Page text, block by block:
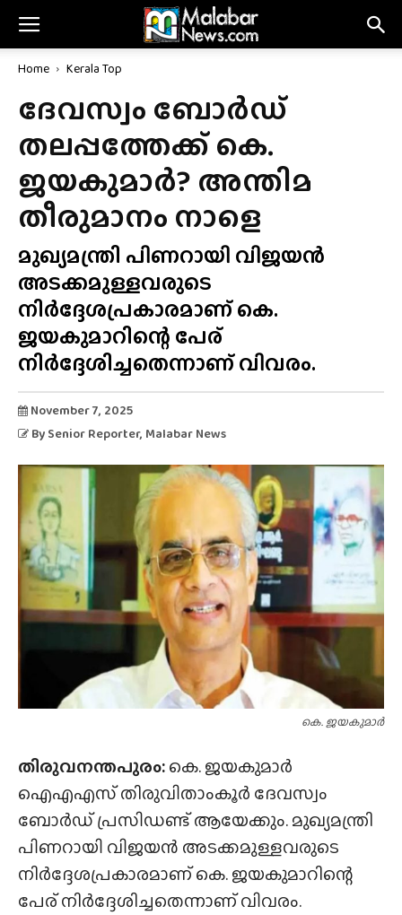
Home Kerala Top
ദേവസ്വം ബോർഡ്
തലപ്പത്തേക്ക് കെ.
ജയകുമാർ? അന്തിമ
തീരുമാനം നാളെ
മുഖ്യമന്ത്രി പിണറായി വിജയൻ
അടക്കമുള്ളവരുടെ
നിർദ്ദേശപ്രകാരമാണ് കെ.
ജയകുമാറിന്റെ പേര്
നിർദ്ദേശിച്ചതെന്നാണ് വിവരം.
November 7, 2025
By Senior Reporter, Malabar News
കെ. ജയകുമാർ
തിരുവനന്തപുരം:കെ. ജയകുമാർ
ഐഎഎസ് തിരുവിതാംകൂർ ദേവസ്വം
ബോർഡ് പ്രസിഡണ്ട് ആയേക്കും. മുഖ്യമന്ത്രി
പിണറായി വിജയൻ അടക്കമുള്ളവരുടെ
നിർദ്ദേശപ്രകാരമാണ് കെ. ജയകുമാറിന്റെ
പേര് നിർദ്ദേശിച്ചതെന്നാണ് വിവരം.